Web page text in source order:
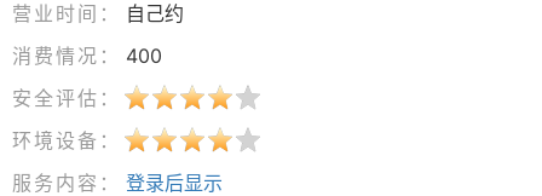
营业时间：
自己约
消费情况：
400
安全评估：
环境设备：
服务内容：
登录后显示